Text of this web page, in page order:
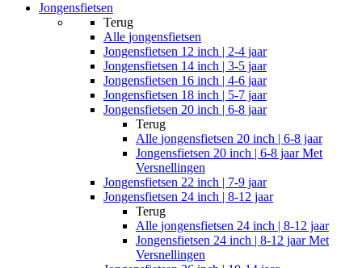
Jongensfietsen
Terug
Alle jongensfietsen
Jongensfietsen 12 inch | 2-4 jaar
Jongensfietsen 14 inch | 3-5 jaar
Jongensfietsen 16 inch | 4-6 jaar
Jongensfietsen 18 inch | 5-7 jaar
Jongensfietsen 20 inch | 6-8 jaar
Terug
Alle jongensfietsen 20 inch | 6-8 jaar
Jongensfietsen 20 inch | 6-8 jaar Met
Versnellingen
Jongensfietsen 22 inch | 7-9 jaar
Jongensfietsen 24 inch | 8-12 jaar
Terug
Alle jongensfietsen 24 inch | 8-12 jaar
Jongensfietsen 24 inch | 8-12 jaar Met
Versnellingen